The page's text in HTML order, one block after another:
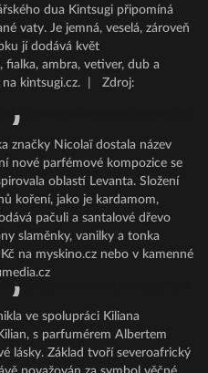
dua Kintsugi připomíná
vaty. Je jemná, veselá, zároveň
jí dodává květ
ambra, vetiver, dub a
kintsugi.cz.
Zdroj:
značky Nicolaï dostala název
nové parfémové kompozice se
oblastí Levanta. Složení
koření, jako je kardamom,
pačuli a santalové dřevo
slaměnky, vanilky a tonka
na myskino.cz nebo v kamenné
ve spolupráci Kiliana
s parfumérem Albertem
lásky. Základ tvoří severoafrický